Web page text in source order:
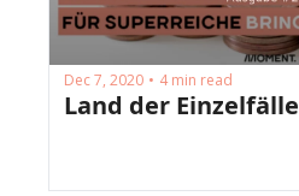
Dec 7, 2020 • 4 min read
Land der Einzelfälle